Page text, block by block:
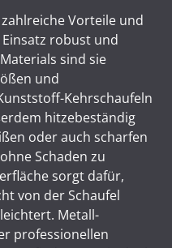
Vorteile und
robust und
sind sie
und
Kehrschaufeln
hitzebeständig
oder auch scharfen
Schaden zu
sorgt dafür,
von der Schaufel
Metall-
professionellen